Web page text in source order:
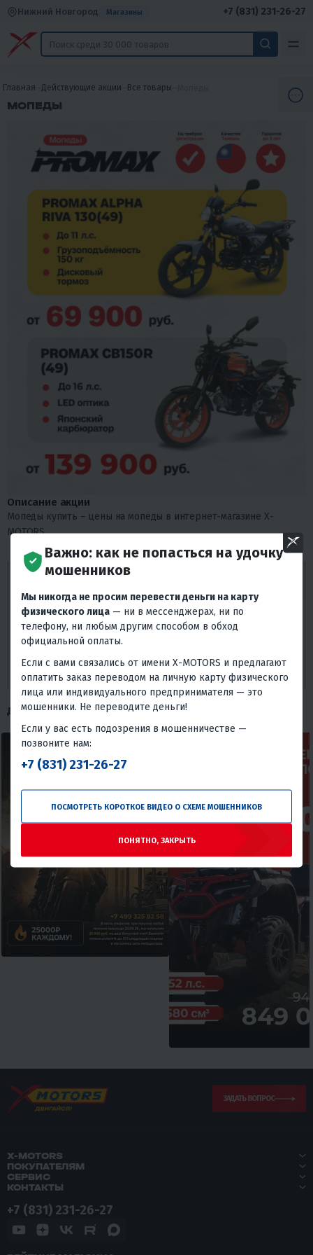
Нижний Новгород Магазины +7 (831) 231-26-27
Главная Действующие акции Все товары
МОПЕДЫ
Описание акции
Мопеды купить – цены на мопеды в интернет-магазине X-
MOTORS
ГАРАНТИРУЕМ ЛУЧШИЕ ЦЕНЫ! ВЕРНЕМ 110%
ЕСЛИ НАЙДЕТЕ ДЕШЕВЛЕ! ДАЖЕ ПОСЛЕ
ПОКУПКИ!
Мы гарантируем, что наши цены будут наилучшими на рынке, и
хотим убедиться, что вы получаете лучшее предложение. Ваше
удовлетворение и доверие - наша главная цель.
ХОЧУ СКИДКУ
ДРУГИЕ АКЦИИ
ЗАДАТЬ ВОПРОС
X-MOTORS
ПОКУПАТЕЛЯМ
СЕРВИС
КОНТАКТЫ
+7 (831) 231-26-27
Важно: как не попасться на удочку
мошенников
Мы никогда не просим перевести деньги на карту
физического лица — ни в мессенджерах, ни по
телефону, ни любым другим способом в обход
официальной оплаты.
Если с вами связались от имени X-MOTORS и предлагают
оплатить заказ переводом на личную карту физического
лица или индивидуального предпринимателя — это
мошенники. Не переводите деньги!
Если у вас есть подозрения в мошенничестве —
позвоните нам:
+7 (831) 231-26-27
ПОСМОТРЕТЬ КОРОТКОЕ ВИДЕО О СХЕМЕ МОШЕННИКОВ
ПОНЯТНО, ЗАКРЫТЬ